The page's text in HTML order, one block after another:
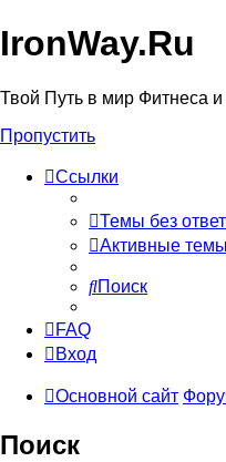
IronWay.Ru
Твой Путь в мир Фитнеса
Пропустить
Ссылки
Темы без
Активные темы
Поиск
FAQ
Вход
Основной сайт
Поиск